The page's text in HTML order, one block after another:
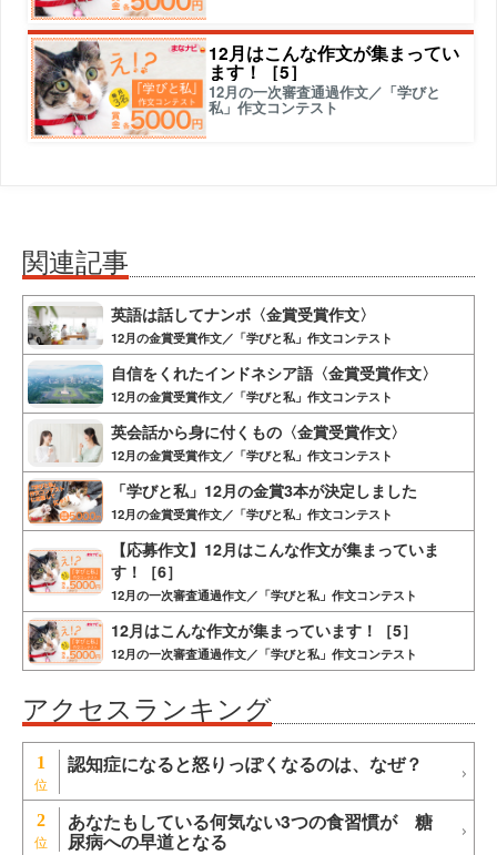
12月はこんな作文が集まってい
ます！［5］
12月の一次審査通過作文／「学びと
私」作文コンテスト
関連記事
英語は話してナンボ〈金賞受賞作文〉
12月の金賞受賞作文／「学びと私」作文コンテスト
自信をくれたインドネシア語〈金賞受賞作文〉
12月の金賞受賞作文／「学びと私」作文コンテスト
英会話から身に付くもの〈金賞受賞作文〉
12月の金賞受賞作文／「学びと私」作文コンテスト
「学びと私」12月の金賞3本が決定しました
12月の金賞受賞作文／「学びと私」作文コンテスト
【応募作文】12月はこんな作文が集まっていま
す！［6］
12月の一次審査通過作文／「学びと私」作文コンテスト
12月はこんな作文が集まっています！［5］
12月の一次審査通過作文／「学びと私」作文コンテスト
アクセスランキング
1 認知症になると怒りっぽくなるのは、なぜ？
2 あなたもしている何気ない3つの食習慣が 糖
尿病への早道となる